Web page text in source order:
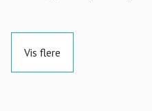
Vis flere